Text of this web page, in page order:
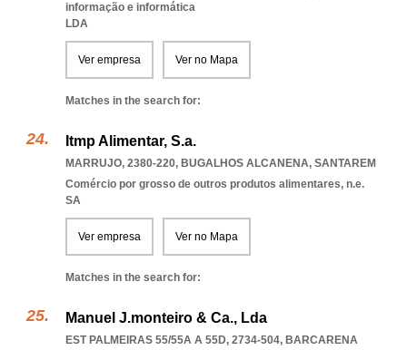
informação e informática
LDA
Ver empresa Ver no Mapa
Matches in the search for:
Itmp Alimentar, S.a.
MARRUJO, 2380-220, BUGALHOS ALCANENA, SANTAREM
Comércio por grosso de outros produtos alimentares, n.e.
SA
Ver empresa Ver no Mapa
Matches in the search for:
Manuel J.monteiro & Ca., Lda
EST PALMEIRAS 55/55A A 55D, 2734-504, BARCARENA